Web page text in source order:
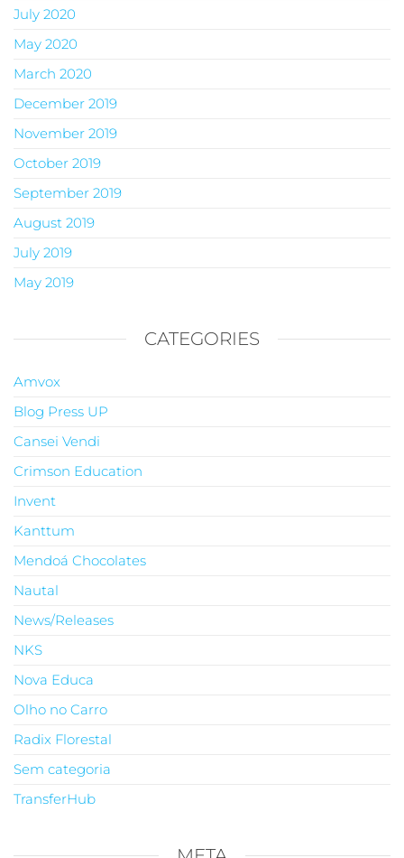
July 2020
May 2020
March 2020
December 2019
November 2019
October 2019
September 2019
August 2019
July 2019
May 2019
CATEGORIES
Amvox
Blog Press UP
Cansei Vendi
Crimson Education
Invent
Kanttum
Mendoá Chocolates
Nautal
News/Releases
NKS
Nova Educa
Olho no Carro
Radix Florestal
Sem categoria
TransferHub